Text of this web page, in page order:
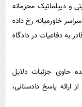
و دیپلماتیک محرمانه
خاورمیانه رخ داده
به دفاعیات در دادگاه
حاوی جزئیات دلایل
ارائه پاسخ دادستانی،